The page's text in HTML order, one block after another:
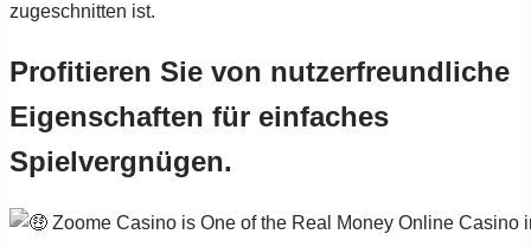
zugeschnitten ist.
Profitieren Sie von nutzerfreundliche
Eigenschaften für einfaches
Spielvergnügen.